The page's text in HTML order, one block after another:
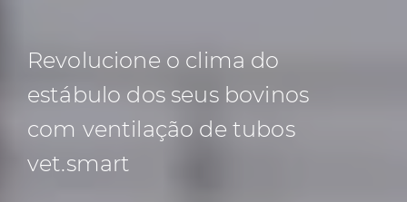
Revolucione o clima do
estábulo dos seus bovinos
com ventilação de tubos
vet.smart